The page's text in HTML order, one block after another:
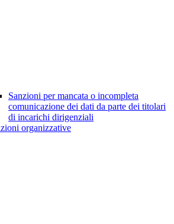
Sanzioni per mancata o incompleta
comunicazione dei dati da parte dei titolari
di incarichi dirigenziali
organizzative